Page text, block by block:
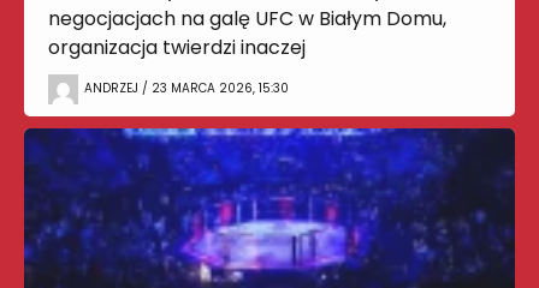
negocjacjach na galę UFC w Białym Domu,
organizacja twierdzi inaczej
ANDRZEJ / 23 MARCA 2026, 15:30